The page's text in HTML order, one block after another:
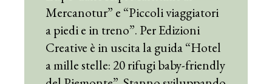
Mercanotur” e “Piccoli viaggiatori
a piedi e in treno”. Per Edizioni
Creative è in uscita la guida “Hotel
a mille stelle: 20 rifugi baby-friendly